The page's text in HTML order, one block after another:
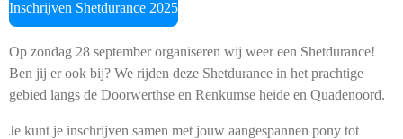
Inschrijven Shetdurance 2025
Op zondag 28 september organiseren wij weer een Shetdurance!
Ben jij er ook bij? We rijden deze Shetdurance in het prachtige
gebied langs de Doorwerthse en Renkumse heide en Quadenoord.
Je kunt je inschrijven samen met jouw aangespannen pony tot